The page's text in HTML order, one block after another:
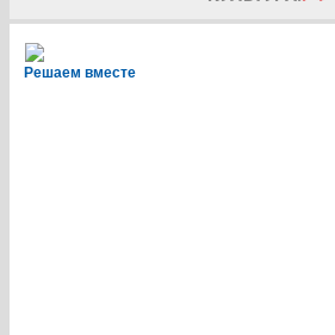
Решаем вместе